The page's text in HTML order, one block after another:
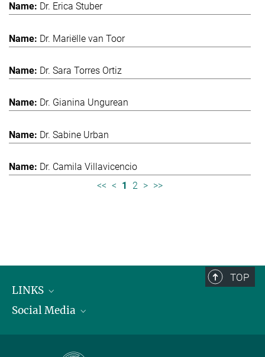
Dr. Erica Stuber
Dr. Mariëlle van Toor
Dr. Sara Torres Ortiz
Dr. Gianina Ungurean
Dr. Sabine Urban
Dr. Camila Villavicencio
<< < 1 2 > >>
TOP
LINKS
Max-Planck-Institut für biologische Intelligenz
Social Media